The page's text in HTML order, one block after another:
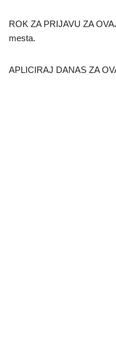
ROK ZA PRIJAVU ZA
mesta.
APLICIRAJ DANAS ZA